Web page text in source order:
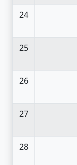
24
25
26
27
28